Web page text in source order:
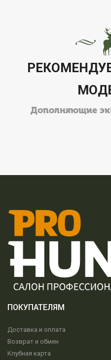
Дополняющие
ПОКУПАТЕЛЯМ
Доставка и оплата
Возврат и обмен
Клубная карта